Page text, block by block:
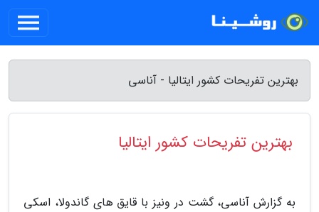
بهترین تفریحات کشور ایتالیا - آناسی
بهترین تفریحات کشور ایتالیا
به گزارش آناسی، گشت در ونیز با قایق های گاندولا، اسکی